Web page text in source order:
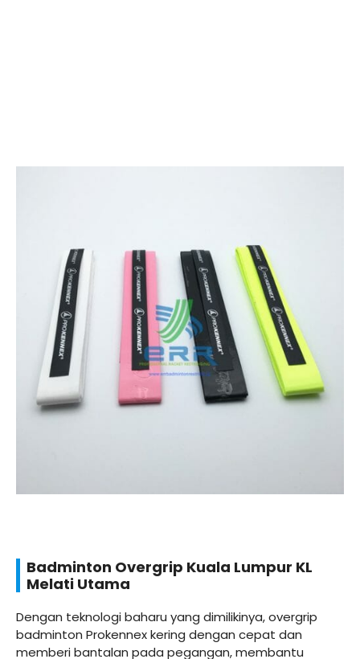
Badminton Overgrip Kuala Lumpur KL
Melati Utama
Dengan teknologi baharu yang dimilikinya, overgrip
badminton Prokennex kering dengan cepat dan
memberi bantalan pada pegangan, membantu